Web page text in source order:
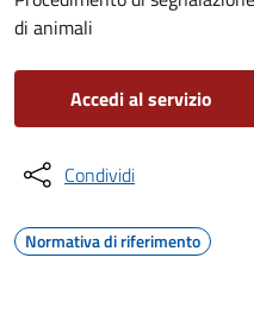
di animali
Accedi al servizio
Condividi
Normativa di riferimento